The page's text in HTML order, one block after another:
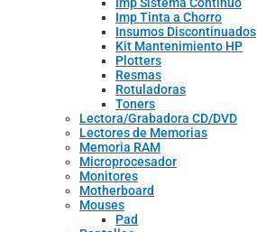
Imp Tinta a Chorro
Insumos Discontinuados
Kit Mantenimiento HP
Plotters
Resmas
Rotuladoras
Toners
Lectora/Grabadora CD/DVD
Lectores de Memorias
Memoria RAM
Microprocesador
Monitores
Motherboard
Mouses
Pad